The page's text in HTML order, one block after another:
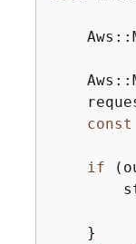
    Aws::
const
if
    }